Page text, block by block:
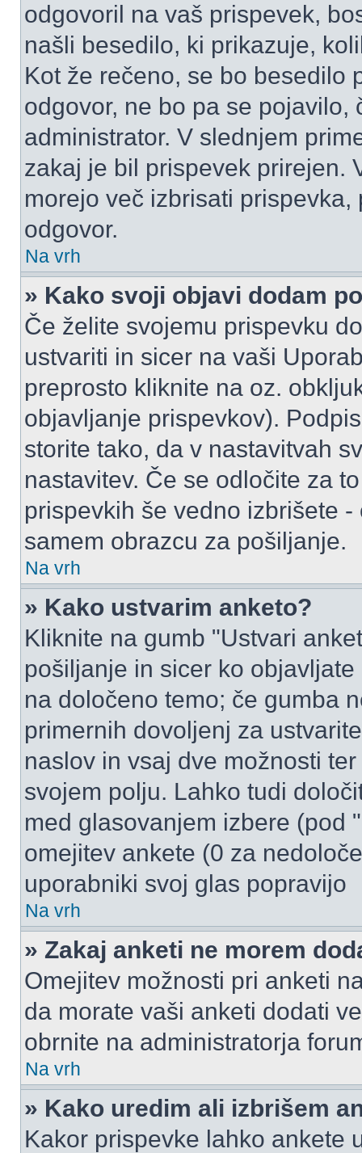
odgovoril na vaš prispevek,
našli besedilo, ki prikazuje,
Kot že rečeno, se bo besedilo
odgovor, ne bo pa se
administrator. V slednjem
zakaj je bil prispevek prirejen.
morejo več izbrisati
odgovor.
Na vrh
» Kako svoji objavi dodam
Če želite svojemu prispevku
ustvariti in sicer na vaši
preprosto kliknite na oz.
objavljanje prispevkov).
storite tako, da v nastavitvah
nastavitev. Če se odločite za
prispevkih še vedno izbrišete
samem obrazcu za pošiljanje.
Na vrh
» Kako ustvarim anketo?
Kliknite na gumb "Ustvari
pošiljanje in sicer ko
na določeno temo; če gumba
primernih dovoljenj za
naslov in vsaj dve možnosti
svojem polju. Lahko tudi
med glasovanjem izbere (pod
omejitev ankete (0 za
uporabniki svoj glas popravijo
Na vrh
» Zakaj anketi ne morem
Omejitev možnosti pri anketi
da morate vaši anketi dodati
obrnite na administratorja
Na vrh
» Kako uredim ali izbrišem
Kakor prispevke lahko ankete